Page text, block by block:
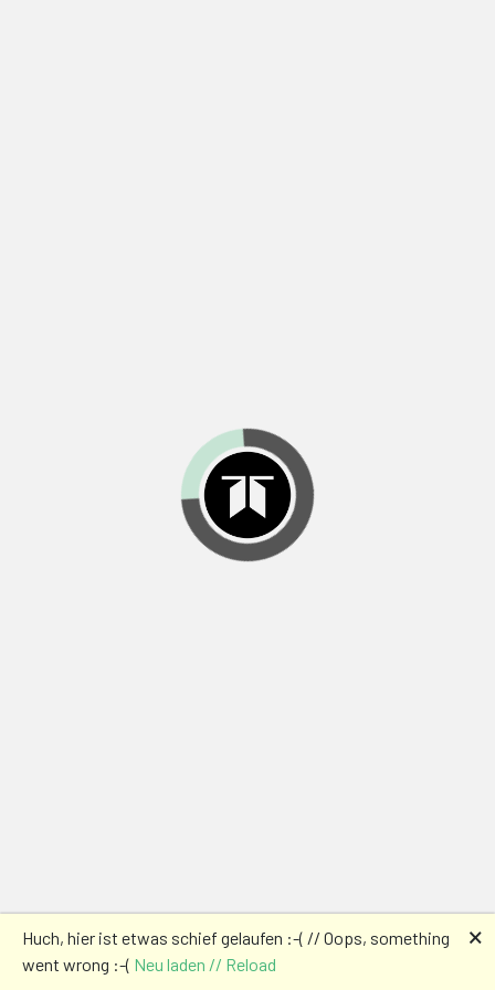
Huch, hier ist etwas schief gelaufen :-( // Oops, something
went wrong :-( Neu laden // Reload
🗙